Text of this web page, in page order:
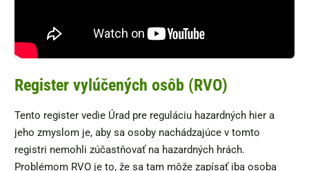
Register vylúčených osôb (RVO)
Tento register vedie Úrad pre reguláciu hazardných hier a
jeho zmyslom je, aby sa osoby nachádzajúce v tomto
registri nemohli zúčastňovať na hazardných hrách.
Problémom RVO je to, že sa tam môže zapísať iba osoba